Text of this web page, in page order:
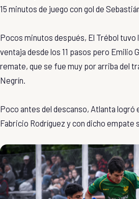
15 minutos de juego con gol de
Pocos minutos después, El Trébol tuvo
ventaja desde los 11 pasos pero Emilio
remate, que se fue muy por arriba del
Negrín.
Poco antes del descanso, Atlanta logró
Fabricio Rodríguez y con dicho empate